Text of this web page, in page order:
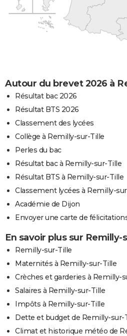
Autour du brevet 2026 à
Résultat bac 2026
Résultat BTS 2026
Classement des lycées
Collège à Remilly-sur-Tille
Perles du bac
Résultat bac à Remilly-sur-Tille
Résultat BTS à Remilly-sur-Tille
Classement lycées à Remilly-
Académie de Dijon
Envoyer une carte de
En savoir plus sur Remilly-
Remilly-sur-Tille
Maternités à Remilly-sur-Tille
Crèches et garderies à Remilly-
Salaires à Remilly-sur-Tille
Impôts à Remilly-sur-Tille
Dette et budget de Remilly-sur-
Climat et historique météo de